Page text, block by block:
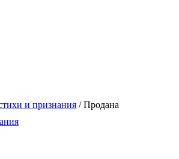
и признания /Продана